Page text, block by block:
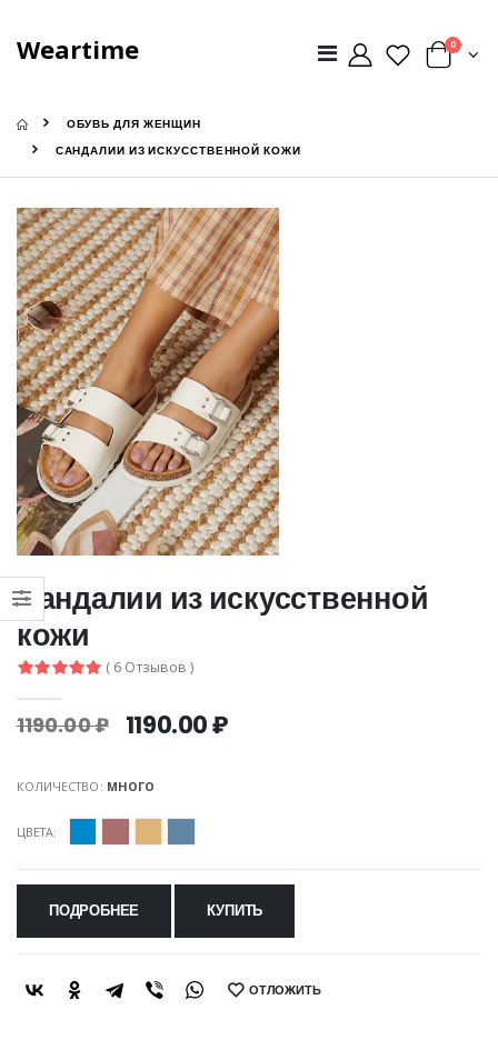
Weartime 0
ОБУВЬ ДЛЯ ЖЕНЩИН
САНДАЛИИ ИЗ ИСКУССТВЕННОЙ КОЖИ
Сандалии из искусственной
кожи
( 6 Отзывов )
1190.00 ₽ 1190.00 ₽
КОЛИЧЕСТВО: МНОГО
ЦВЕТА:
ПОДРОБНЕЕ КУПИТЬ
SHARE: ОТЛОЖИТЬ